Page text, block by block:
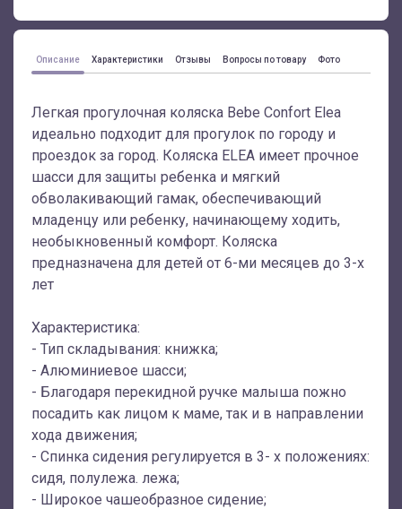
Описание Характеристики Отзывы Вопросы по товару Фото
Легкая прогулочная коляска Bebe Confort Elea
идеально подходит для прогулок по городу и
проездок за город. Коляска ELEA имеет прочное
шасси для защиты ребенка и мягкий
обволакивающий гамак, обеспечивающий
младенцу или ребенку, начинающему ходить,
необыкновенный комфорт. Коляска
предназначена для детей от 6-ми месяцев до 3-х
лет
Характеристика:
- Тип складывания: книжка;
- Алюминиевое шасси;
- Благодаря перекидной ручке малыша пожно
посадить как лицом к маме, так и в направлении
хода движения;
- Спинка сидения регулируется в 3- х положениях:
сидя, полулежа. лежа;
- Широкое чашеобразное сидение;